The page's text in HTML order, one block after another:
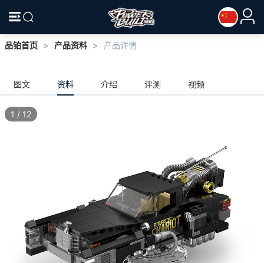
品铂首页 > 产品资料 > 产品详情
图文 资料 介绍 评测 视频
1 / 12